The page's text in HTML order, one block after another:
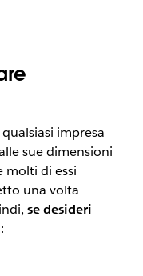
impresa
sue dimensioni
molti di essi
una volta
se desideri
: